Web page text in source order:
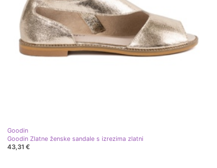
Goodin
Goodin Zlatne ženske sandale s izrezima zlatni
43,31 €